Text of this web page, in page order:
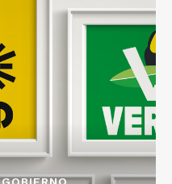
GOBIERNO